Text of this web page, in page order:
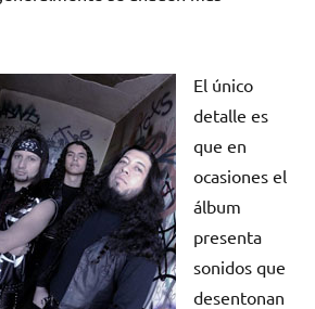
El único
detalle es
que en
ocasiones el
álbum
presenta
sonidos que
desentonan